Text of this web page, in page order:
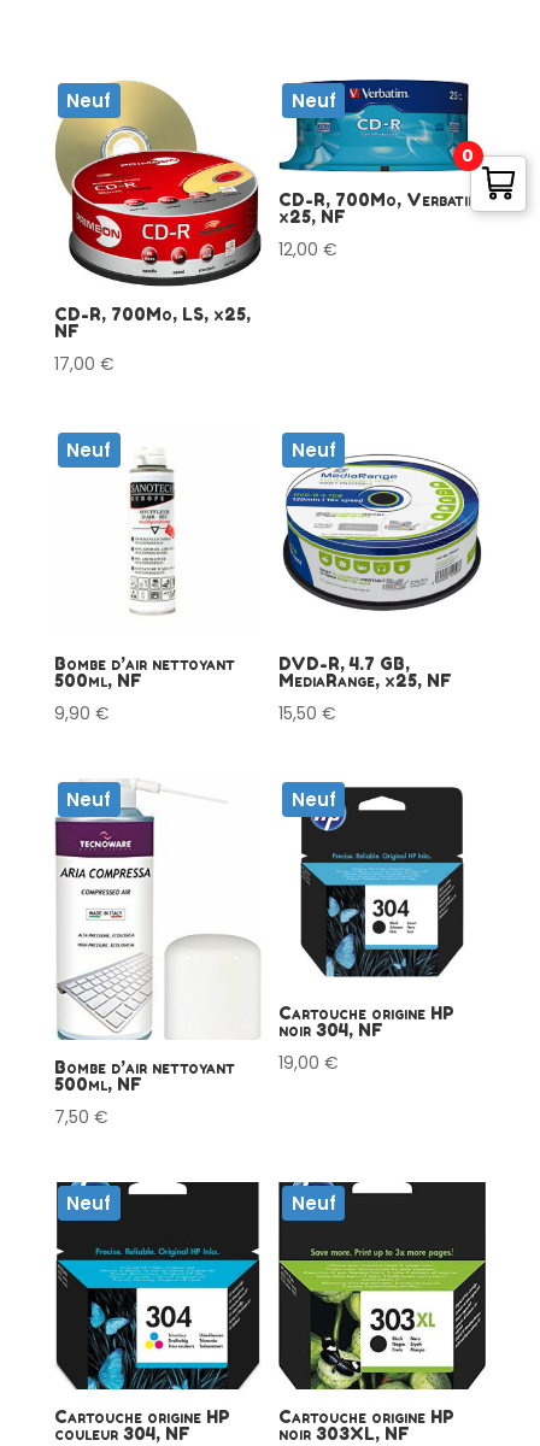
Neuf
CD-R, 700Mo, LS, x25,
NF
17,00 €
Neuf
CD-R, 700Mo, Verbatim,
x25, NF
12,00€
Neuf
Bombe d’air nettoyant
500ml, NF
9,90 €
Neuf
DVD-R, 4.7 GB,
MediaRange, x25, NF
15,50€
Neuf
Bombe d’air nettoyant
500ml, NF
7,50 €
Neuf
Cartouche origine HP
noir 304, NF
19,00€
Neuf
Cartouche origine HP
couleur 304, NF
Neuf
Cartouche origine HP
noir 303XL, NF
0